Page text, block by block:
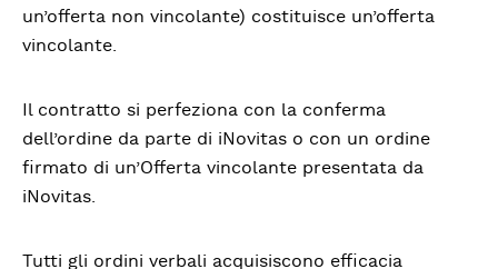
un’offerta non vincolante) costituisce un’offerta
vincolante.
Il contratto si perfeziona con la conferma
dell’ordine da parte di iNovitas o con un ordine
firmato di un’Offerta vincolante presentata da
iNovitas.
Tutti gli ordini verbali acquisiscono efficacia